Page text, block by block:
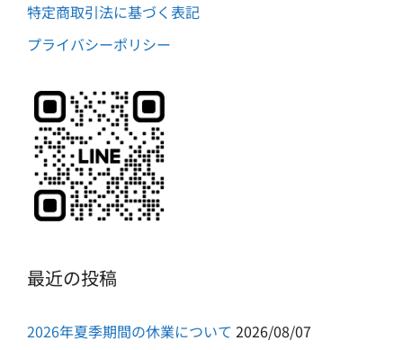
特定商取引法に基づく表記
プライバシーポリシー
最近の投稿
2026年夏季期間の休業について 2026/08/07